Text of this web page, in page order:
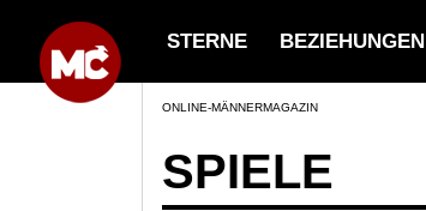
STERNE BEZIEHUNGEN
ONLINE-MÄNNERMAGAZIN
SPIELE